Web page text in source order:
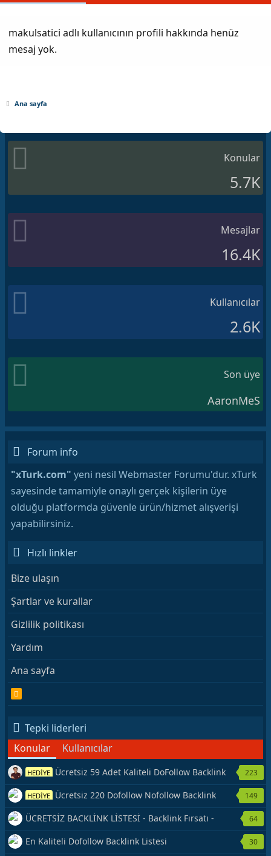
makulsatici adlı kullanıcının profili hakkında henüz
mesaj yok.
Ana sayfa
Konular
5.7K
Mesajlar
16.4K
Kullanıcılar
2.6K
Son üye
AaronMeS
Forum info
"xTurk.com" yeni nesil Webmaster Forumu'dur. xTurk
sayesinde tamamiyle onaylı gerçek kişilerin üye
olduğu platformda güvenle ürün/hizmet alışverişi
yapabilirsiniz.
Hızlı linkler
Bize ulaşın
Şartlar ve kurallar
Gizlilik politikası
Yardım
Ana sayfa
S
Tepki liderleri
Konular
Kullanıcılar
HEDİYE Ücretsiz 59 Adet Kaliteli DoFollow Backlink
Kaynağı Veriyorum.
223
HEDİYE Ücretsiz 220 Dofollow Nofollow Backlink
Veriyorum
149
ÜCRETSİZ BACKLİNK LİSTESİ - Backlink Fırsatı -
Hemen Yetiş!
64
En Kaliteli Dofollow Backlink Listesi 30